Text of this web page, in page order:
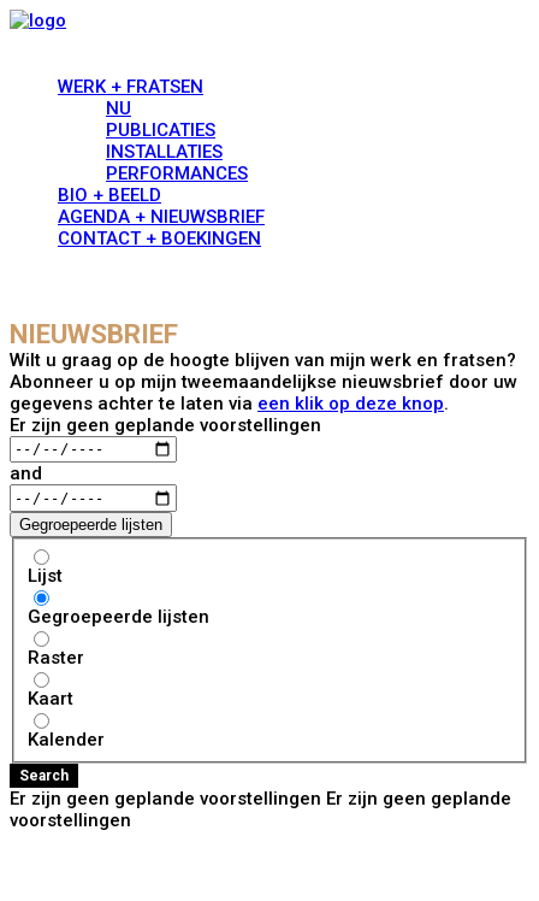
WERK + FRATSEN
NU
PUBLICATIES
INSTALLATIES
PERFORMANCES
BIO + BEELD
AGENDA + NIEUWSBRIEF
CONTACT + BOEKINGEN
NIEUWSBRIEF
Wilt u graag op de hoogte blijven van mijn werk en fratsen?
Abonneer u op mijn tweemaandelijkse nieuwsbrief door uw
gegevens achter te laten via een klik op deze knop.
Er zijn geen geplande voorstellingen
Dates
and
Gegroepeerde lijsten
Weergave
type
zoek
resultaten
Lijst
Gegroepeerde lijsten
Raster
Kaart
Kalender
Search
Er zijn geen geplande voorstellingen Er zijn geen geplande
voorstellingen